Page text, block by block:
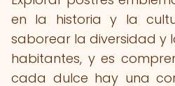
en la historia y la
saborear la diversidad y
habitantes, y es
cada dulce hay una